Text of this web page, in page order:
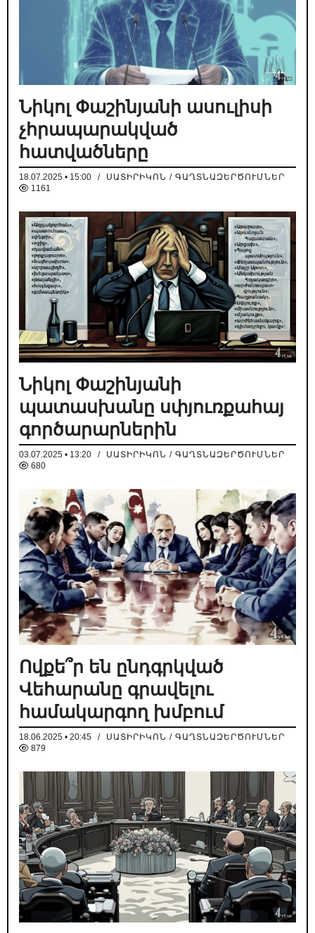
Նիկոլ Փաշինյանի ասուլիսի
չհրապարակված
հատվածները
18.07.2025 • 15:00 /
ՍԱՏԻՐԻԿՈՆ / ԳԱՂՏՆԱԶԵՐԾՈՒՄՆԵՐ
1161
Նիկոլ Փաշինյանի
պատասխանը սփյուռքահայ
գործարարներին
03.07.2025 • 13:20 /
ՍԱՏԻՐԻԿՈՆ / ԳԱՂՏՆԱԶԵՐԾՈՒՄՆԵՐ
680
Ովքե՞ր են ընդգրկված
Վեհարանը գրավելու
համակարգող խմբում
18.06.2025 • 20:45 /
ՍԱՏԻՐԻԿՈՆ / ԳԱՂՏՆԱԶԵՐԾՈՒՄՆԵՐ
879